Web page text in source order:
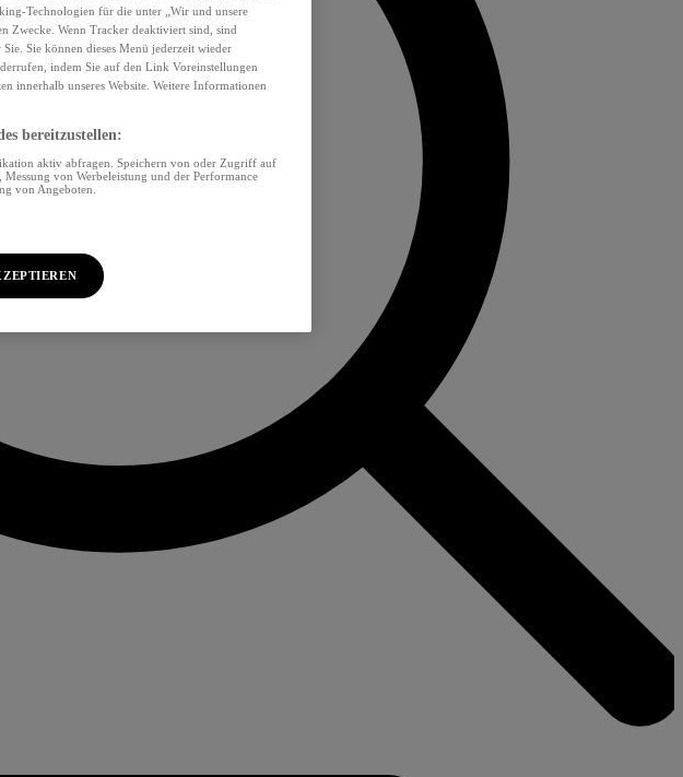
Technologien für die unter „Wir und unsere
Zwecke. Wenn Tracker deaktiviert sind, sind
Sie können dieses Menü jederzeit wieder
indem Sie auf den Link Voreinstellungen
innerhalb unseres Website. Weitere Informationen
bereitzustellen:
aktiv abfragen. Speichern von oder Zugriff auf
von Werbeleistung und der Performance
von Angeboten.